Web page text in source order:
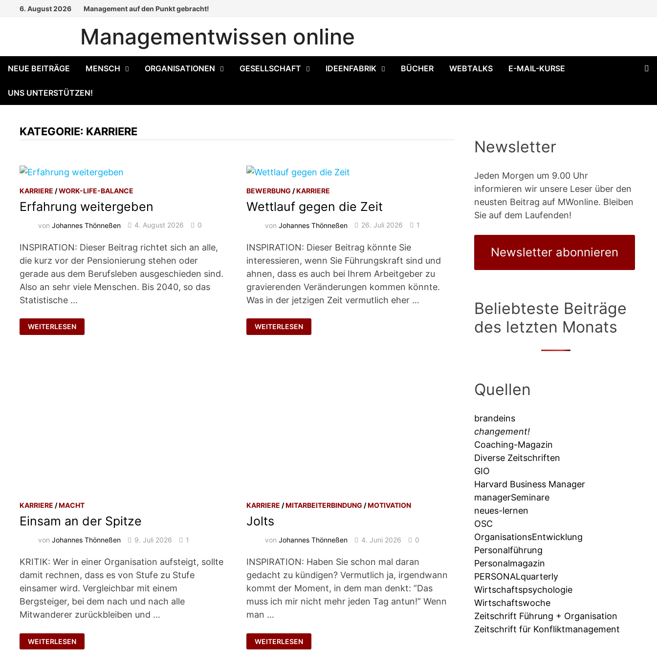
6. August 2026 Management auf den Punkt gebracht!
Managementwissen online
NEUE BEITRÄGE MENSCH ORGANISATIONEN GESELLSCHAFT IDEENFABRIK BÜCHER WEBTALKS E-MAIL-KURSE
UNS UNTERSTÜTZEN!
KATEGORIE: KARRIERE
KARRIERE /WORK-LIFE-BALANCE
Erfahrung weitergeben
vonJohannes Thönneßen 4. August 2026 0
INSPIRATION: Dieser Beitrag richtet sich an alle,
die kurz vor der Pensionierung stehen oder
gerade aus dem Berufsleben ausgeschieden sind.
Also an sehr viele Menschen. Bis 2040, so das
Statistische …
ERFAHRUNG
WEITERGEBEN
WEITERLESEN
BEWERBUNG /KARRIERE
Wettlauf gegen die Zeit
vonJohannes Thönneßen 26. Juli 2026 1
INSPIRATION: Dieser Beitrag könnte Sie
interessieren, wenn Sie Führungskraft sind und
ahnen, dass es auch bei Ihrem Arbeitgeber zu
gravierenden Veränderungen kommen könnte.
Was in der jetzigen Zeit vermutlich eher …
WETTLAUF
GEGEN
DIE
WEITERLESEN
KARRIERE /MACHT
Einsam an der Spitze
vonJohannes Thönneßen 9. Juli 2026 1
KRITIK: Wer in einer Organisation aufsteigt, sollte
damit rechnen, dass es von Stufe zu Stufe
einsamer wird. Vergleichbar mit einem
Bergsteiger, bei dem nach und nach alle
Mitwanderer zurückbleiben und …
EINSAM
AN
DER
WEITERLESEN
KARRIERE /MITARBEITERBINDUNG /MOTIVATION
Jolts
vonJohannes Thönneßen 4. Juni 2026 0
INSPIRATION: Haben Sie schon mal daran
gedacht zu kündigen? Vermutlich ja, irgendwann
kommt der Moment, in dem man denkt: ”Das
muss ich mir nicht mehr jeden Tag antun!” Wenn
man …
JOLTS
WEITERLESEN
Newsletter
Jeden Morgen um 9.00 Uhr
informieren wir unsere Leser über den
neusten Beitrag auf MWonline. Bleiben
Sie auf dem Laufenden!
Newsletter abonnieren
Beliebteste Beiträge
des letzten Monats
Quellen
brandeins
changement!
Coaching-Magazin
Diverse Zeitschriften
GIO
Harvard Business Manager
managerSeminare
neues-lernen
OSC
OrganisationsEntwicklung
Personalführung
Personalmagazin
PERSONALquarterly
Wirtschaftspsychologie
Wirtschaftswoche
Zeitschrift Führung + Organisation
Zeitschrift für Konfliktmanagement